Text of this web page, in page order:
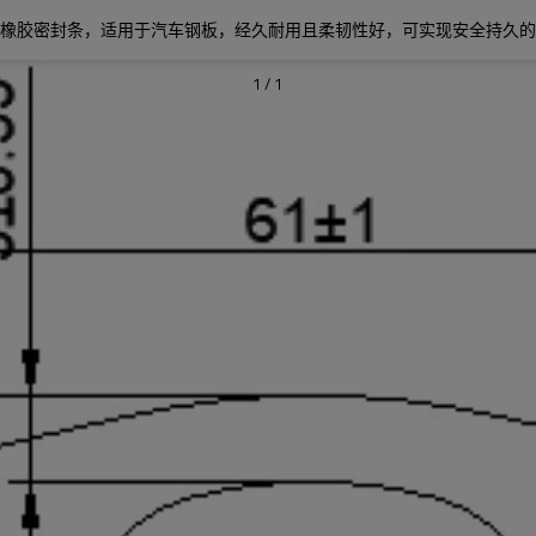
胶密封条，适用于汽车钢板，经久耐用且柔韧性好，可实现安全持久
1 / 1